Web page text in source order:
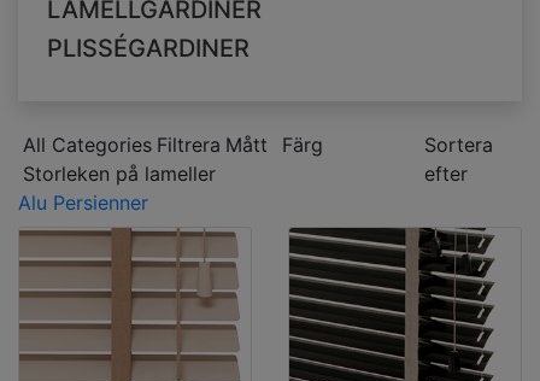
LAMELLGARDINER
PLISSÉGARDINER
All Categories Filtrera Mått
Färg
Storleken på lameller
Sortera
efter
Alu Persienner